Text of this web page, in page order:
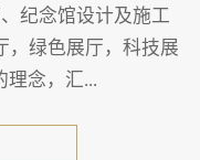
纪念馆设计及施工
，绿色展厅，科技展
理念，汇...